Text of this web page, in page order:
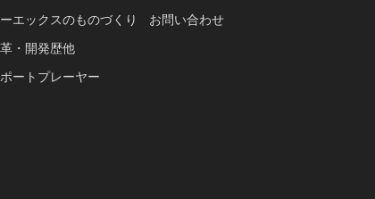
エックスのものづくり
・開発歴他
ートプレーヤー
お問い合わせ